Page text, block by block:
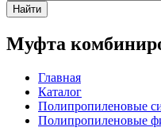
Найти
Муфта
Главная
Каталог
Полипропиленовые
Полипропиленовые